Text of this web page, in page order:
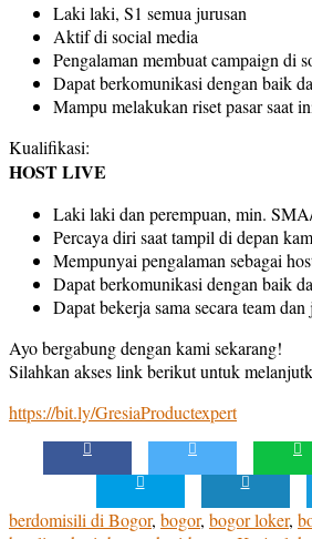
Laki laki, S1 semua jurusan
Aktif di social media
Pengalaman membuat campaign di
Dapat berkomunikasi dengan baik
Mampu melakukan riset pasar saat
Kualifikasi:
HOST LIVE
Laki laki dan perempuan, min.
Percaya diri saat tampil di depan
Mempunyai pengalaman sebagai
Dapat berkomunikasi dengan baik
Dapat bekerja sama secara team
Ayo bergabung dengan kami sekarang!
Silahkan akses link berikut untuk
https://bit.ly/GresiaProductexpert
berdomisili di Bogor, bogor, bogor loker,